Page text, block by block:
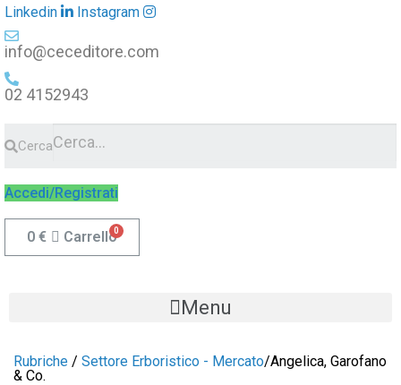
Linkedin Instagram
info@ceceditore.com
02 4152943
Cerca
Accedi/Registrati
0 € Carrello
Menu
Rubriche / Settore Erboristico - Mercato/Angelica, Garofano
& Co.